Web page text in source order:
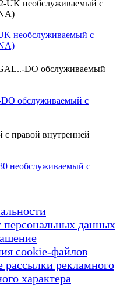
необслуживаемый с
обслуживаемый с
необслуживаемый с
персональных данных
cookie-файлов
рассылки рекламного
характера